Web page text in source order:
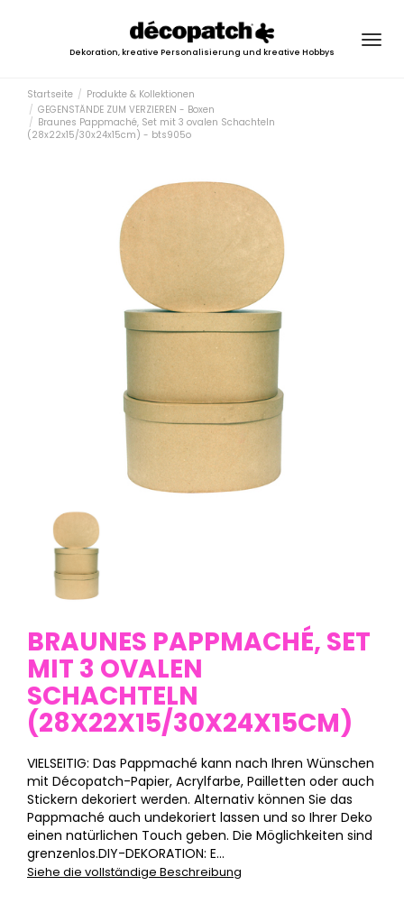
Dekoration, kreative Personalisierung und kreative Hobbys
Startseite
Produkte & Kollektionen
GEGENSTÄNDE ZUM VERZIEREN - Boxen
Braunes Pappmaché, Set mit 3 ovalen Schachteln
(28x22x15/30x24x15cm) - bts905o
BRAUNES PAPPMACHÉ, SET
MIT 3 OVALEN
SCHACHTELN
(28X22X15/30X24X15CM)
VIELSEITIG: Das Pappmaché kann nach Ihren Wünschen
mit Décopatch-Papier, Acrylfarbe, Pailletten oder auch
Stickern dekoriert werden. Alternativ können Sie das
Pappmaché auch undekoriert lassen und so Ihrer Deko
einen natürlichen Touch geben. Die Möglichkeiten sind
grenzenlos.DIY-DEKORATION: E...
Siehe die vollständige Beschreibung